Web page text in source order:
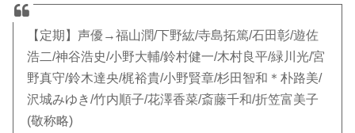
【定期】声優→福山潤/下野紘/寺島拓篤/石田彰/遊佐
浩二/神谷浩史/小野大輔/鈴村健一/木村良平/緑川光/宮
野真守/鈴木達央/梶裕貴/小野賢章/杉田智和＊朴路美/
沢城みゆき/竹内順子/花澤香菜/斎藤千和/折笠富美子
(敬称略)